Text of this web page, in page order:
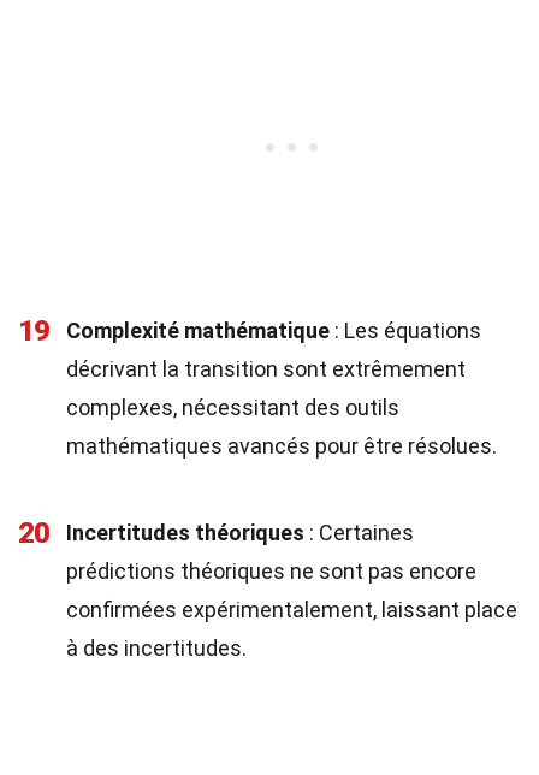
19 Complexité mathématique : Les équations
décrivant la transition sont extrêmement
complexes, nécessitant des outils
mathématiques avancés pour être résolues.
20 Incertitudes théoriques : Certaines
prédictions théoriques ne sont pas encore
confirmées expérimentalement, laissant place
à des incertitudes.